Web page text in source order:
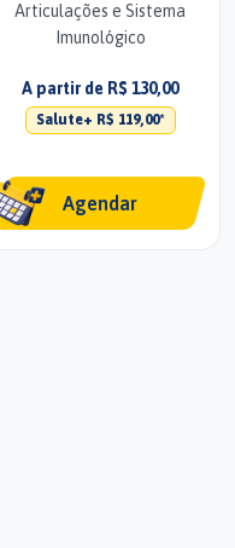
Articulações e Sistema
Imunológico
A partir de R$ 130,00
Salute+ R$ 119,00*
Agendar